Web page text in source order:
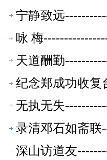
宁静致远
咏 梅
天道酬勤
纪念郑成功收复
无执无失
录清邓石如斋联
深山访道友